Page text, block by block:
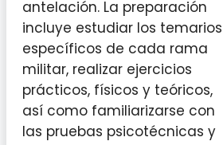
antelación. La preparación
incluye estudiar los temarios
específicos de cada rama
militar, realizar ejercicios
prácticos, físicos y teóricos,
así como familiarizarse con
las pruebas psicotécnicas y